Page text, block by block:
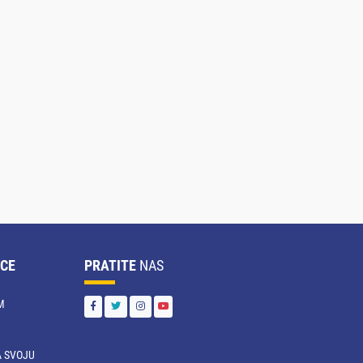
SVOJU
PRATITE NAS